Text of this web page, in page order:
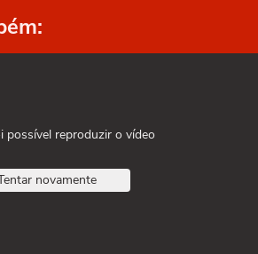
possível reproduzir o vídeo
novamente